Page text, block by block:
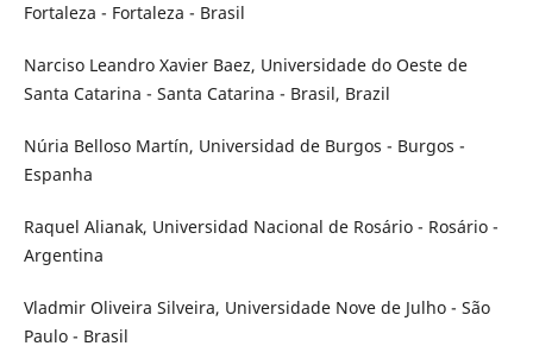
Fortaleza - Fortaleza - Brasil
Narciso Leandro Xavier Baez, Universidade do Oeste de
Santa Catarina - Santa Catarina - Brasil, Brazil
Núria Belloso Martín, Universidad de Burgos - Burgos -
Espanha
Raquel Alianak, Universidad Nacional de Rosário - Rosário -
Argentina
Vladmir Oliveira Silveira, Universidade Nove de Julho - São
Paulo - Brasil